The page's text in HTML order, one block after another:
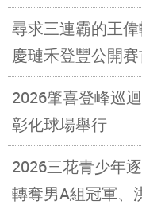
尋求三連霸的王
慶璉禾登豐公開
2026肇喜登峰巡
彰化球場舉行
2026三花青少年
轉奪男A組冠軍、